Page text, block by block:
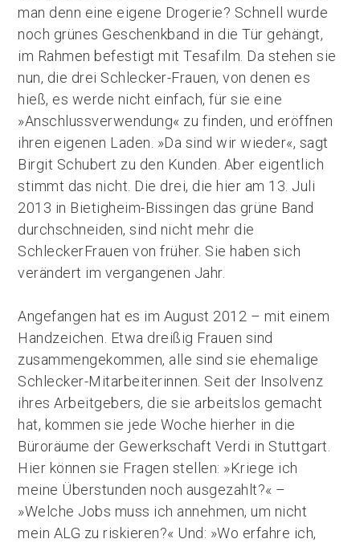
man denn eine eigene Drogerie? Schnell wurde
noch grünes Geschenkband in die Tür gehängt,
im Rahmen befestigt mit Tesafilm. Da stehen sie
nun, die drei Schlecker-Frauen, von denen es
hieß, es werde nicht einfach, für sie eine
»Anschlussverwendung« zu finden, und eröffnen
ihren eigenen Laden. »Da sind wir wieder«, sagt
Birgit Schubert zu den Kunden. Aber eigentlich
stimmt das nicht. Die drei, die hier am 13. Juli
2013 in Bietigheim-Bissingen das grüne Band
durchschneiden, sind nicht mehr die
SchleckerFrauen von früher. Sie haben sich
verändert im vergangenen Jahr.
Angefangen hat es im August 2012 – mit einem
Handzeichen. Etwa dreißig Frauen sind
zusammengekommen, alle sind sie ehemalige
Schlecker-Mitarbeiterinnen. Seit der Insolvenz
ihres Arbeitgebers, die sie arbeitslos gemacht
hat, kommen sie jede Woche hierher in die
Büroräume der Gewerkschaft Verdi in Stuttgart.
Hier können sie Fragen stellen: »Kriege ich
meine Überstunden noch ausgezahlt?« –
»Welche Jobs muss ich annehmen, um nicht
mein ALG zu riskieren?« Und: »Wo erfahre ich,